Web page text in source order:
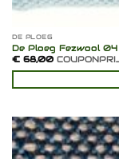
DE PLOEG
De Ploeg Fezwool
€68,00